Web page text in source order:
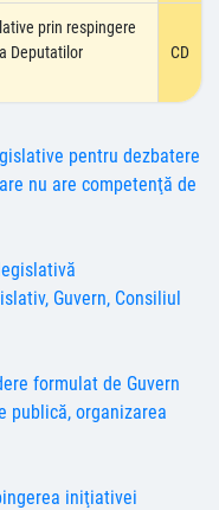
prin respingere
Deputatilor
CD
pentru dezbatere
nu are competenţă de
Guvern, Consiliul
formulat de Guvern
publică, organizarea
iniţiativei